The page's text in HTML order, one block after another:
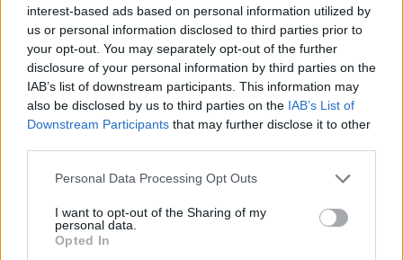
interest-based ads based on personal information utilized by
us or personal information disclosed to third parties prior to
your opt-out. You may separately opt-out of the further
disclosure of your personal information by third parties on the
IAB’s list of downstream participants. This information may
also be disclosed by us to third parties on the IAB’s List of
Downstream Participants that may further disclose it to other
Please note that this website/app uses one or more Google
not limited to your visit or usage behaviour. You may click to
grant or deny consent to Google and its third-party tags to
use your data for below specified purposes in below Google
Personal Data Processing Opt Outs
I want to opt-out of the Sharing of my
personal data.
Opted In
May 1, 2025
Japanischer Stararchitekt und Designer prasised House of
Music in Budapest in Japan